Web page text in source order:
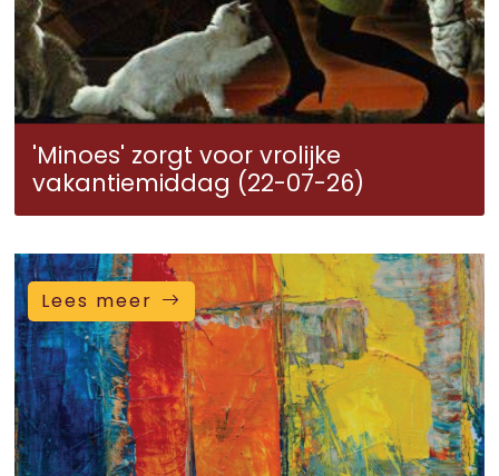
'Minoes' zorgt voor vrolijke
vakantiemiddag (22-07-26)
Lees meer